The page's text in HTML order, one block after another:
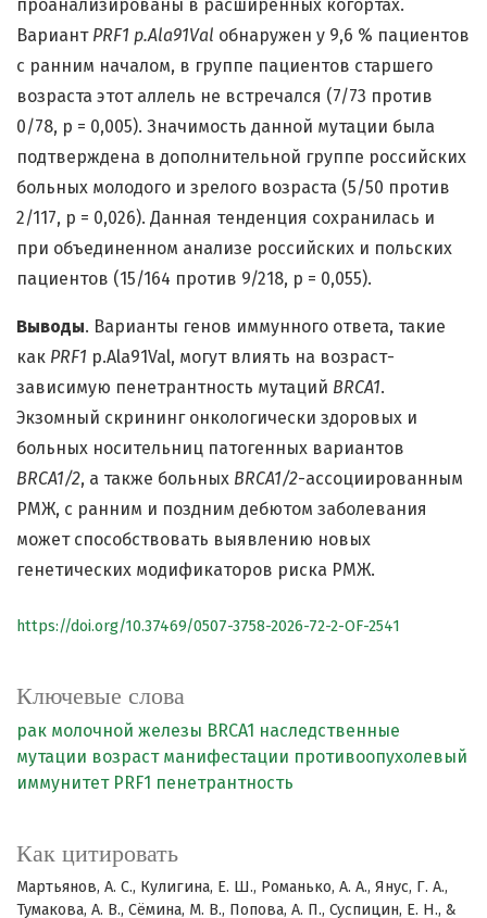
Ключевые слова
рак молочной железы BRCA1 наследственные
мутации возраст манифестации противоопухолевый
иммунитет PRF1 пенетрантность
Как цитировать
Мартьянов, А. С., Кулигина, Е. Ш., Романько, А. А., Янус, Г. А.,
Тумакова, А. В., Сёмина, М. В., Попова, А. П., Суспицин, Е. Н., &
проанализированы в расширенных когортах.
Вариант PRF1 p.Ala91Val обнаружен у 9,6 % пациентов
с ранним началом, в группе пациентов старшего
возраста этот аллель не встречался (7/73 против
0/78, p = 0,005). Значимость данной мутации была
подтверждена в дополнительной группе российских
больных молодого и зрелого возраста (5/50 против
2/117, p = 0,026). Данная тенденция сохранилась и
при объединенном анализе российских и польских
пациентов (15/164 против 9/218, p = 0,055).
Выводы. Варианты генов иммунного ответа, такие
как PRF1 p.Ala91Val, могут влиять на возраст-
зависимую пенетрантность мутаций BRCA1.
Экзомный скрининг онкологически здоровых и
больных носительниц патогенных вариантов
BRCA1/2, а также больных BRCA1/2-ассоциированным
РМЖ, с ранним и поздним дебютом заболевания
может способствовать выявлению новых
генетических модификаторов риска РМЖ.
https://doi.org/10.37469/0507-3758-2026-72-2-OF-2541